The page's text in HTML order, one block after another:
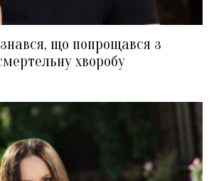
що попрощався з
хворобу